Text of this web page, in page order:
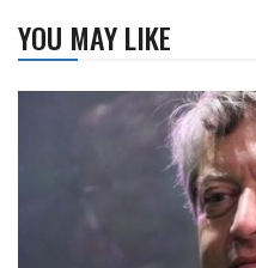
YOU MAY LIKE